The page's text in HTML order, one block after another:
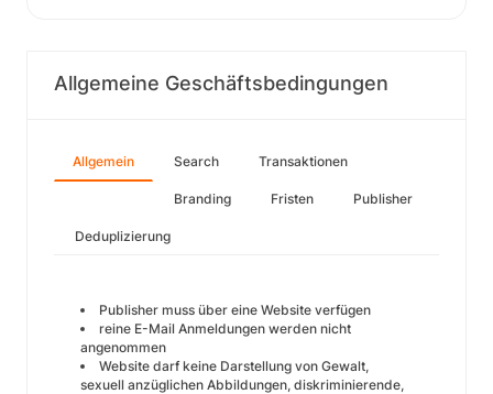
Allgemeine Geschäftsbedingungen
Allgemein Search Transaktionen
Branding Fristen Publisher
Deduplizierung
Publisher muss über eine Website verfügen
reine E-Mail Anmeldungen werden nicht
angenommen
Website darf keine Darstellung von Gewalt,
sexuell anzüglichen Abbildungen, diskriminierende,